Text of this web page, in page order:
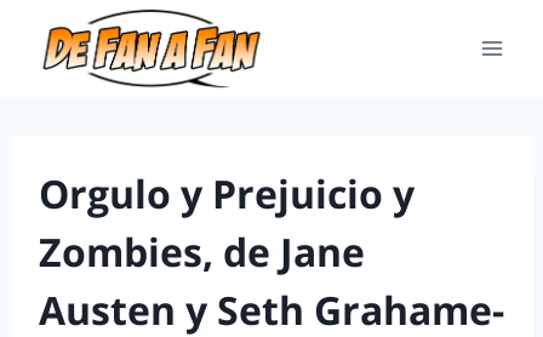
Orgulo y Prejuicio y
Zombies, de Jane
Austen y Seth Grahame-